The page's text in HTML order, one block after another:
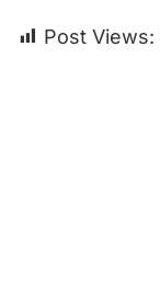
Post Views: